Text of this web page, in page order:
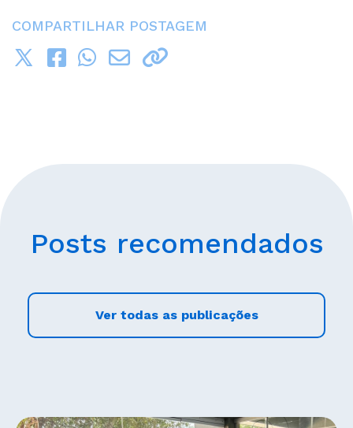
COMPARTILHAR POSTAGEM
Posts recomendados
Ver todas as publicações